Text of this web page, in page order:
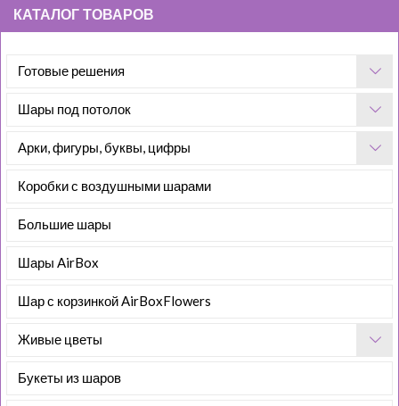
КАТАЛОГ ТОВАРОВ
Готовые решения
Шары под потолок
Арки, фигуры, буквы, цифры
Коробки с воздушными шарами
Большие шары
Шары AirBox
Шар с корзинкой AirBoxFlowers
Живые цветы
Букеты из шаров